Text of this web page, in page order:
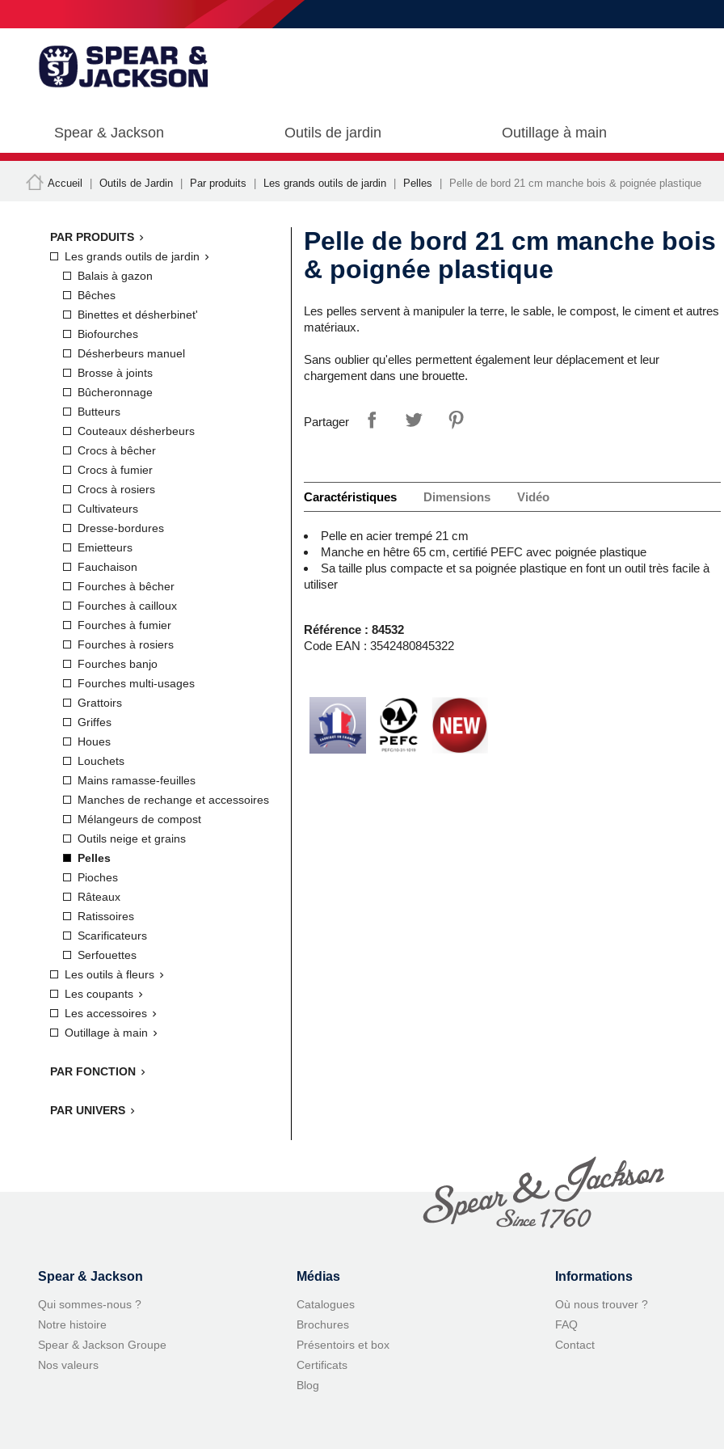
Spear & Jackson Outils de jardin Outillage à main
Accueil Outils de Jardin Par produits Les grands outils de jardin Pelles Pelle de bord 21 cm manche bois & poignée plastique
PAR PRODUITS 
Les grands outils de jardin 
Balais à gazon
Bêches
Binettes et désherbinet'
Biofourches
Désherbeurs manuel
Brosse à joints
Bûcheronnage
Butteurs
Couteaux désherbeurs
Crocs à bêcher
Crocs à fumier
Crocs à rosiers
Cultivateurs
Dresse-bordures
Emietteurs
Fauchaison
Fourches à bêcher
Fourches à cailloux
Fourches à fumier
Fourches à rosiers
Fourches banjo
Fourches multi-usages
Grattoirs
Griffes
Houes
Louchets
Mains ramasse-feuilles
Manches de rechange et accessoires
Mélangeurs de compost
Outils neige et grains
Pelles
Pioches
Râteaux
Ratissoires
Scarificateurs
Serfouettes
Les outils à fleurs 
Les coupants 
Les accessoires 
Outillage à main 
PAR FONCTION 
PAR UNIVERS 
Pelle de bord 21 cm manche bois
& poignée plastique
Les pelles servent à manipuler la terre, le sable, le compost, le ciment et autres
matériaux.
Sans oublier qu'elles permettent également leur déplacement et leur
chargement dans une brouette.
Partager
Caractéristiques Dimensions Vidéo
Pelle en acier trempé 21 cm
Manche en hêtre 65 cm, certifié PEFC avec poignée plastique
Sa taille plus compacte et sa poignée plastique en font un outil très facile à
utiliser
Référence : 84532
Code EAN : 3542480845322
Spear & Jackson
Qui sommes-nous ?
Notre histoire
Spear & Jackson Groupe
Nos valeurs
Médias
Catalogues
Brochures
Présentoirs et box
Certificats
Blog
Informations
Où nous trouver ?
FAQ
Contact